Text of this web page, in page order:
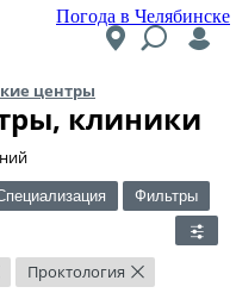
Погода в Челябинске
центры
клиники
Фильтры
Проктология ×